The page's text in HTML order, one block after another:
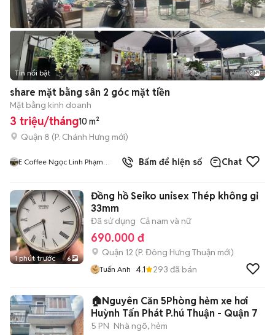
Tin nổi bật 3
share mặt bằng sân 2 góc mặt tiền
Mặt bằng kinh doanh
3 triệu/tháng10 m²
Quận 8 (P. Chánh Hưng mới)
E Coffee Ngọc Linh Phạm
1đã bán
Bấm để hiện số Chat
1 phút trước 6
Đồng hồ Seiko unisex Thép không gỉ
33mm
Đã sử dụng Cả nam và nữ
690.000 đ
Quận 12 (P. Đông Hưng Thuận mới)
Tuấn Anh 4.1 293 đã bán
🏠Nguyên Căn 5Phòng hẻm xe hơi
Huỳnh Tấn Phát P.hú Thuận - Quận 7
5 PN Nhà ngõ, hẻm